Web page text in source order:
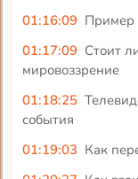
01:16:09 Пример
01:17:09 Стоит
мировоззрение
01:18:25
события
01:19:03 Как